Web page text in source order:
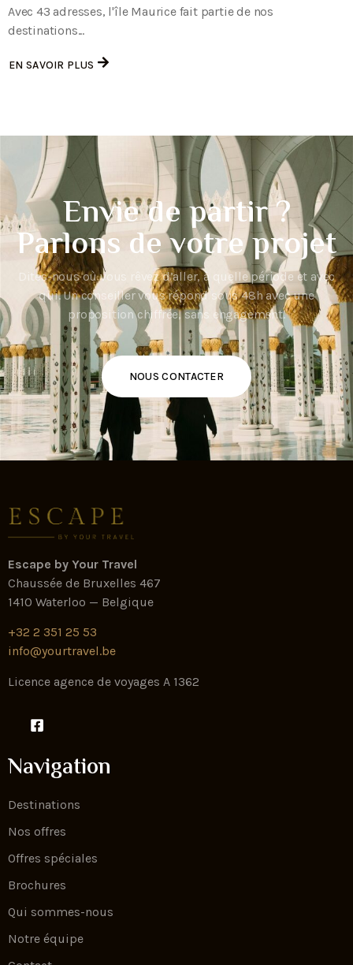
Avec 43 adresses, l'île Maurice fait partie de nos
destinations...
EN SAVOIR PLUS
Envie de partir ?
Parlons de votre projet
Dites-nous où vous rêvez d’aller, à quelle période et avec
qui. Un conseiller vous répond sous 48h avec une
proposition chiffrée, sans engagement.
NOUS CONTACTER
Escape by Your Travel
Chaussée de Bruxelles 467
1410 Waterloo — Belgique
+32 2 351 25 53
info@yourtravel.be
Licence agence de voyages A 1362
Navigation
Destinations
Nos offres
Offres spéciales
Brochures
Qui sommes-nous
Notre équipe